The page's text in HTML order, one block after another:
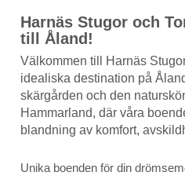
Harnäs Stugor och
till Åland!
Välkommen till Harnäs
idealiska destination på
skärgården och den
Hammarland, där våra
blandning av komfort,
Unika boenden för din